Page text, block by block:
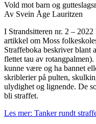
Vold mot barn og
Av Svein Åge Lauritzen
I Strandsitteren nr. 2 –
artikkel om Moss
Straffeboka beskriver blant
flettet tau av
kunne være og ha bannet
skriblerier på pulten,
ulydighet og lignende. De
bli straffet.
Les mer: Tanker rundt